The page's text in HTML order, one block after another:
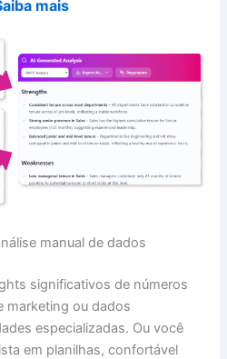
mais
manual de dados
significativos de números
marketing ou dados
especializadas. Ou você
em planilhas, confortável